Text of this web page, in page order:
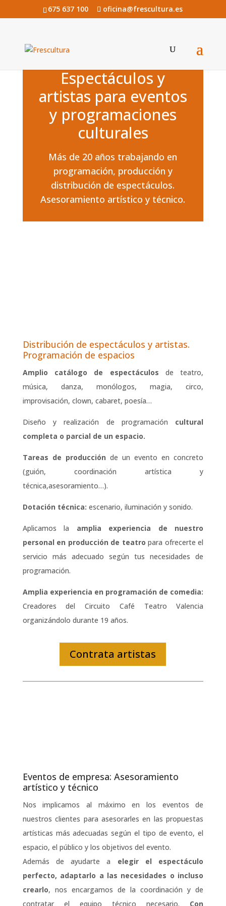
675 637 100 oficina@frescultura.es
Espectáculos y
artistas para eventos
y programaciones
culturales
Más de 20 años trabajando en
programación, producción y
distribución de espectáculos.
Asesoramiento artístico y técnico.
Distribución de espectáculos y artistas.
Programación de espacios
Amplio catálogo de espectáculos de teatro,
música, danza, monólogos, magia, circo,
improvisación, clown, cabaret, poesía…
Diseño y realización de programación cultural
completa o parcial de un espacio.
Tareas de producción de un evento en concreto
(guión, coordinación artística y
técnica,asesoramiento…).
Dotación técnica: escenario, iluminación y sonido.
Aplicamos la amplia experiencia de nuestro
personal en producción de teatro para ofrecerte el
servicio más adecuado según tus necesidades de
programación.
Amplia experiencia en programación de comedia:
Creadores del Circuito Café Teatro Valencia
organizándolo durante 19 años.
Contrata artistas
Eventos de empresa: Asesoramiento
artístico y técnico
Nos implicamos al máximo en los eventos de
nuestros clientes para asesorarles en las propuestas
artísticas más adecuadas según el tipo de evento, el
espacio, el público y los objetivos del evento.
Además de ayudarte a elegir el espectáculo
perfecto, adaptarlo a las necesidades o incluso
crearlo, nos encargamos de la coordinación y de
contratar el equipo técnico necesario. Con